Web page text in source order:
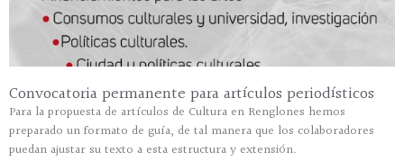
Convocatoria permanente para artículos periodísticos
Para la propuesta de artículos de Cultura en Renglones hemos
preparado un formato de guía, de tal manera que los colaboradores
puedan ajustar su texto a esta estructura y extensión.